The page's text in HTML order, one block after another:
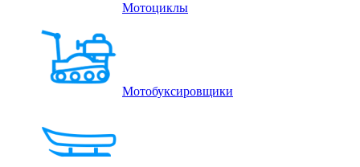
Мотоциклы
Мотобуксировщики